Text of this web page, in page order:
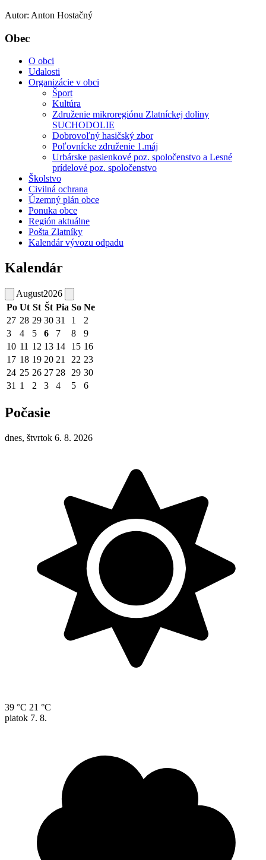
Autor: Anton Hostačný
Obec
O obci
Udalosti
Organizácie v obci
Šport
Kultúra
Združenie mikroregiónu Zlatníckej doliny
SUCHODOLIE
Dobrovoľný hasičský zbor
Poľovnícke združenie 1.máj
Urbárske pasienkové poz. spoločenstvo a Lesné
prídelové poz. spoločenstvo
Školstvo
Civilná ochrana
Územný plán obce
Ponuka obce
Región aktuálne
Pošta Zlatníky
Kalendár vývozu odpadu
Kalendár
August2026
Po Ut St Št Pia So Ne
27 28 29 30 31 1
2
3
4 5 6 7 8
9
10 11 12 13 14 15 16
17 18 19 20 21 22 23
24 25 26 27 28 29 30
31 1 2 3 4 5 6
Počasie
dnes, štvrtok 6. 8. 2026
39 °C 21 °C
piatok 7. 8.